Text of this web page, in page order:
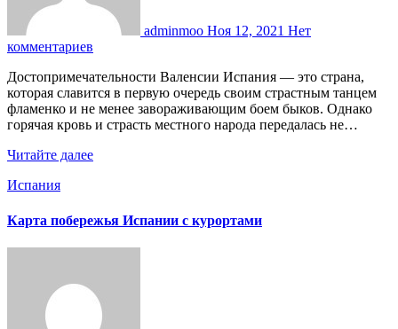
adminmoo Ноя 12, 2021 Нет
комментариев
Достопримечательности Валенсии Испания — это страна,
которая славится в первую очередь своим страстным танцем
фламенко и не менее завораживающим боем быков. Однако
горячая кровь и страсть местного народа передалась не…
Читайте далее
Испания
Карта побережья Испании с курортами